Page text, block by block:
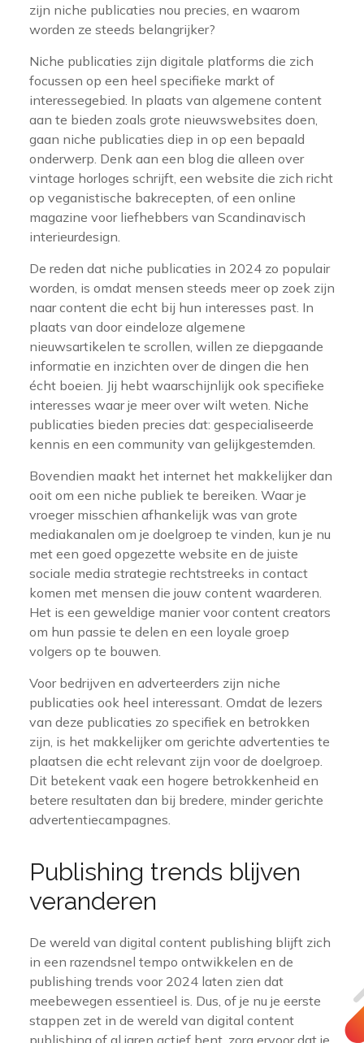
zijn niche publicaties nou precies, en waarom
worden ze steeds belangrijker?
Niche publicaties zijn digitale platforms die zich
focussen op een heel specifieke markt of
interessegebied. In plaats van algemene content
aan te bieden zoals grote nieuwswebsites doen,
gaan niche publicaties diep in op een bepaald
onderwerp. Denk aan een blog die alleen over
vintage horloges schrijft, een website die zich richt
op veganistische bakrecepten, of een online
magazine voor liefhebbers van Scandinavisch
interieurdesign.
De reden dat niche publicaties in 2024 zo populair
worden, is omdat mensen steeds meer op zoek zijn
naar content die echt bij hun interesses past. In
plaats van door eindeloze algemene
nieuwsartikelen te scrollen, willen ze diepgaande
informatie en inzichten over de dingen die hen
écht boeien. Jij hebt waarschijnlijk ook specifieke
interesses waar je meer over wilt weten. Niche
publicaties bieden precies dat: gespecialiseerde
kennis en een community van gelijkgestemden.
Bovendien maakt het internet het makkelijker dan
ooit om een niche publiek te bereiken. Waar je
vroeger misschien afhankelijk was van grote
mediakanalen om je doelgroep te vinden, kun je nu
met een goed opgezette website en de juiste
sociale media strategie rechtstreeks in contact
komen met mensen die jouw content waarderen.
Het is een geweldige manier voor content creators
om hun passie te delen en een loyale groep
volgers op te bouwen.
Voor bedrijven en adverteerders zijn niche
publicaties ook heel interessant. Omdat de lezers
van deze publicaties zo specifiek en betrokken
zijn, is het makkelijker om gerichte advertenties te
plaatsen die echt relevant zijn voor de doelgroep.
Dit betekent vaak een hogere betrokkenheid en
betere resultaten dan bij bredere, minder gerichte
advertentiecampagnes.
Publishing trends blijven
veranderen
De wereld van digital content publishing blijft zich
in een razendsnel tempo ontwikkelen en de
publishing trends voor 2024 laten zien dat
meebewegen essentieel is. Dus, of je nu je eerste
stappen zet in de wereld van digital content